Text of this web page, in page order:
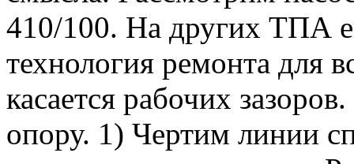
410/100. На других ТПА
технология ремонта для
касается рабочих
опору. 1) Чертим линии